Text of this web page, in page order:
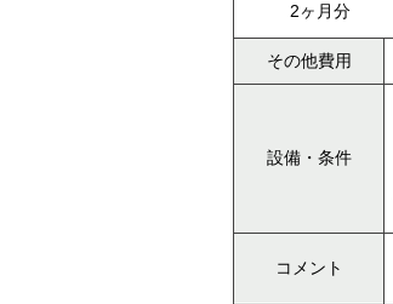
2ヶ月分
その他費用
設備・条件
コメント